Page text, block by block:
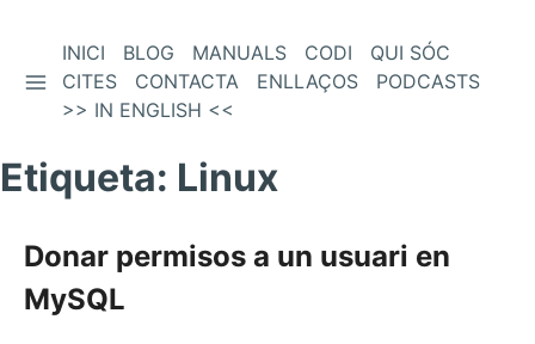
contingut
BARRA LATERAL
INICI BLOG MANUALS CODI
QUI SÓC
CITES
CONTACTA ENLLAÇOS
PODCASTS
>> IN ENGLISH <<
Etiqueta: Linux
Donar permisos a un usuari en
MySQL